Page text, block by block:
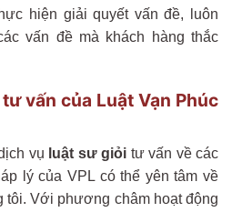
hiện giải quyết vấn đề, luôn
vấn đề mà khách hàng thắc
vấn của Luật Vạn Phúc
vụ luật sư giỏi tư vấn về các
lý của VPL có thể yên tâm về
tôi. Với phương châm hoạt động